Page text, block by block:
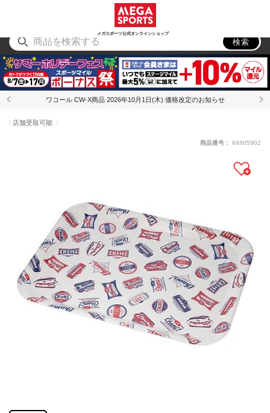
メガスポーツ公式オンラインショップ
アウトドア
検索
ワコール CW-X商品 2026年10月1日(木) 価格改定のお知らせ
店舗受取可能
商品番号： 84805902